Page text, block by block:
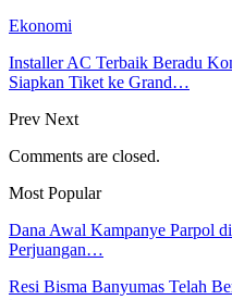
Ekonomi
Installer AC Terbaik Beradu
Siapkan Tiket ke Grand…
Prev Next
Comments are closed.
Most Popular
Dana Awal Kampanye Parpol
Perjuangan…
Resi Bisma Banyumas Telah